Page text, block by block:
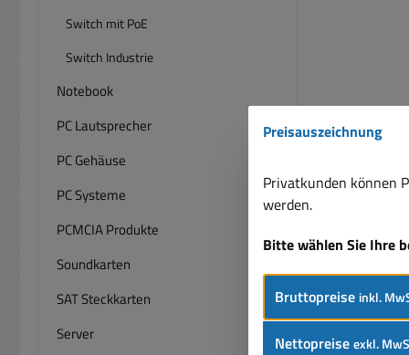
Switch mit PoE
Switch Industrie
Notebook
PC Lautsprecher
PC Gehäuse
PC Systeme
PCMCIA Produkte
Soundkarten
SAT Steckkarten
Server
Preisauszeichnung
Privatkunden können
werden.
Bitte wählen Sie Ihre
Bruttopreise inkl.
Nettopreiseexkl.